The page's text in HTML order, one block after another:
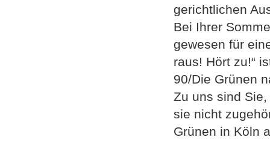
gerichtlichen
Bei Ihrer
gewesen für
raus! Hört zu!“
90/Die Grünen
Zu uns sind
sie nicht
Grünen in Köln